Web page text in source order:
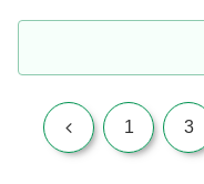
前 1 3